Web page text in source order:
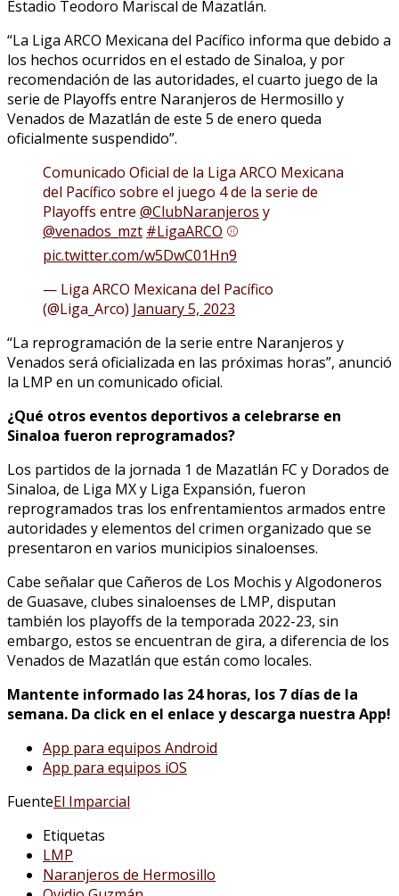
Estadio Teodoro Mariscal de Mazatlán.
“La Liga ARCO Mexicana del Pacífico informa que debido a
los hechos ocurridos en el estado de Sinaloa, y por
recomendación de las autoridades, el cuarto juego de la
serie de Playoffs entre Naranjeros de Hermosillo y
Venados de Mazatlán de este 5 de enero queda
oficialmente suspendido”.
Comunicado Oficial de la Liga ARCO Mexicana
del Pacífico sobre el juego 4 de la serie de
Playoffs entre @ClubNaranjeros y
@venados_mzt #LigaARCO ⚾️
pic.twitter.com/w5DwC01Hn9
— Liga ARCO Mexicana del Pacífico
(@Liga_Arco) January 5, 2023
“La reprogramación de la serie entre Naranjeros y
Venados será oficializada en las próximas horas”, anunció
la LMP en un comunicado oficial.
¿Qué otros eventos deportivos a celebrarse en
Sinaloa fueron reprogramados?
Los partidos de la jornada 1 de Mazatlán FC y Dorados de
Sinaloa, de Liga MX y Liga Expansión, fueron
reprogramados tras los enfrentamientos armados entre
autoridades y elementos del crimen organizado que se
presentaron en varios municipios sinaloenses.
Cabe señalar que Cañeros de Los Mochis y Algodoneros
de Guasave, clubes sinaloenses de LMP, disputan
también los playoffs de la temporada 2022-23, sin
embargo, estos se encuentran de gira, a diferencia de los
Venados de Mazatlán que están como locales.
Mantente informado las 24 horas, los 7 días de la
semana. Da click en el enlace y descarga nuestra App!
App para equipos Android
App para equipos iOS
FuenteEl Imparcial
Etiquetas
LMP
Naranjeros de Hermosillo